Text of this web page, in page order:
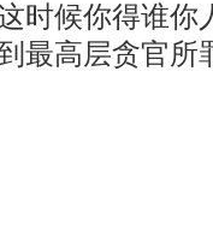
时候你得谁你
最高层贪官所